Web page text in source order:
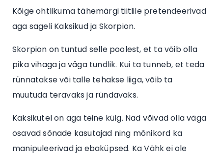
Kõige ohtlikuma tähemärgi tiitlile pretendeerivad
aga sageli Kaksikud ja Skorpion.
Skorpion on tuntud selle poolest, et ta võib olla
pika vihaga ja väga tundlik. Kui ta tunneb, et teda
rünnatakse või talle tehakse liiga, võib ta
muutuda teravaks ja ründavaks.
Kaksikutel on aga teine külg. Nad võivad olla väga
osavad sõnade kasutajad ning mõnikord ka
manipuleerivad ja ebaküpsed. Ka Vähk ei ole